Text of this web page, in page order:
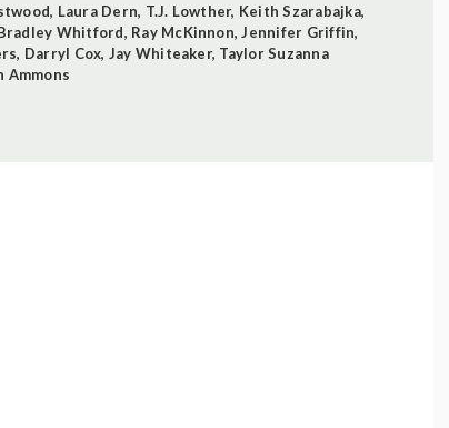
, Laura Dern, T.J. Lowther, Keith Szarabajka,
Whitford, Ray McKinnon,Jennifer Griffin,
, Darryl Cox, Jay Whiteaker, Taylor Suzanna
Ammons